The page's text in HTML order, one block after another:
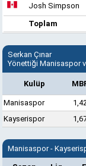
Josh Simpson
Toplam
Serkan Çınar
Yönettiği Manisaspor
Kulüp
Manisaspor
Kayserispor
Manisaspor -